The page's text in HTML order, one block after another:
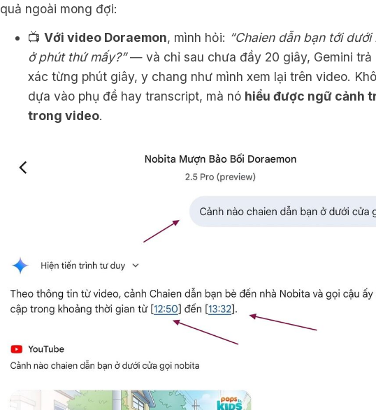
quả ngoài mong đợi:
📺 Với video Doraemon, mình hỏi: “Chaien dẫn bạn tới
ở phút thứ mấy?”— và chỉ sau chưa đầy 20 giây, Gemini trả
xác từng phút giây, y chang như mình xem lại trên video.
dựa vào phụ đề hay transcript, mà nó hiểu được ngữ cảnh
trong video.